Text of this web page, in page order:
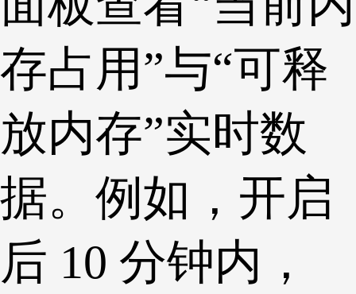
存占用”与“可释
放内存”实时数
据。例如，开启
后 10 分钟内，